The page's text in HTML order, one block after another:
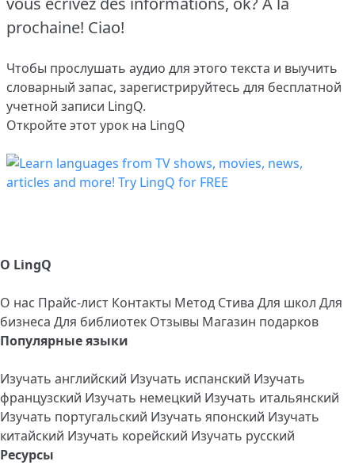
prochaine! Ciao!
Чтобы прослушать аудио для этого текста и выучить
словарный запас, зарегистрируйтесь для бесплатной
учетной записи LingQ.
Откройте этот урок на LingQ
О LingQ
О нас Прайс-лист Контакты Метод Стива Для школ Для
бизнеса Для библиотек Отзывы Магазин подарков
Популярные языки
Изучать английский Изучать испанский Изучать
французский Изучать немецкий Изучать итальянский
Изучать португальский Изучать японский Изучать
китайский Изучать корейский Изучать русский
Ресурсы